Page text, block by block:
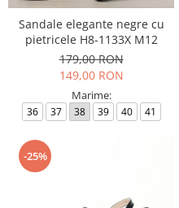
Sandale elegante negre cu
pietricele H8-1133X M12
179,00 RON
149,00 RON
Marime:
36 37 38 39 40 41
-25%